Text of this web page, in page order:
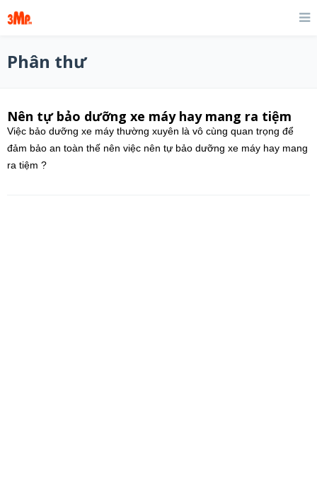
Phân thư
Nên tự bảo dưỡng xe máy hay mang ra tiệm
Việc bảo dưỡng xe máy thường xuyên là vô cùng quan trọng để
đảm bảo an toàn thế nên việc nên tự bảo dưỡng xe máy hay mang
ra tiệm ?